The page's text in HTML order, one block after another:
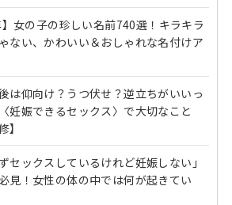
】女の子の珍しい名前740選！キラキラ
ない、かわいい＆おしゃれな名付けア
は仰向け？うつ伏せ？逆立ちがいいっ
妊娠できるセックス〉で大切なこと
】
セックスしているけれど妊娠しない」
見！女性の体の中では何が起きてい